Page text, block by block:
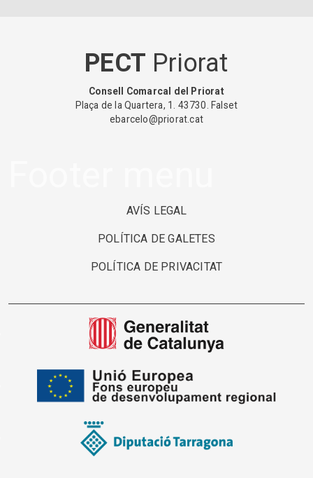
PECT Priorat
Consell Comarcal del Priorat
Plaça de la Quartera, 1. 43730. Falset
ebarcelo@priorat.cat
AVÍS LEGAL
POLÍTICA DE GALETES
POLÍTICA DE PRIVACITAT